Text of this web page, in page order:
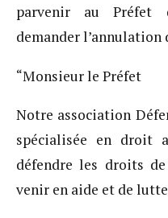
parvenir au Préfet
demander l’annulation
“Monsieur le Préfet
Notre association
spécialisée en droit
défendre les droits
venir en aide et de